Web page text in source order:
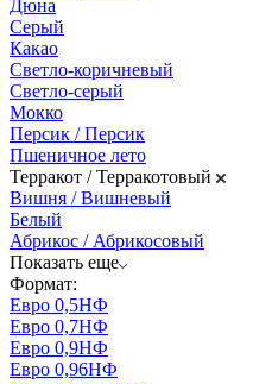
Дюна
Серый
Какао
Светло-коричневый
Светло-серый
Мокко
Персик / Персик
Пшеничное лето
Терракот / Терракотовый
Вишня / Вишневый
Белый
Абрикос / Абрикосовый
Показать еще
Формат:
Евро 0,5НФ
Евро 0,7НФ
Евро 0,9НФ
Евро 0,96НФ